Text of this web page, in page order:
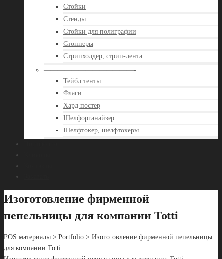
Стойки
Стенды
Стойки для полиграфии
Стопперы
Стрипхолдер, стрип-лента
—————————————-
Тейбл тенты
Флаги
Хард постер
Шелфорганайзер
Шелфтокер, шелфтокеры
Изоготовление фирменной
пепельницы для компании Totti
POS материалы > Portfolio > Изоготовление фирменной пепельницы
для компании Totti